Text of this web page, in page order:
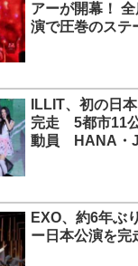
アーが開幕！
演で圧巻のステ
ILLIT、初の日
完走 5都市11
動員 HANA・
EXO、約6年ぶ
ー日本公演を完